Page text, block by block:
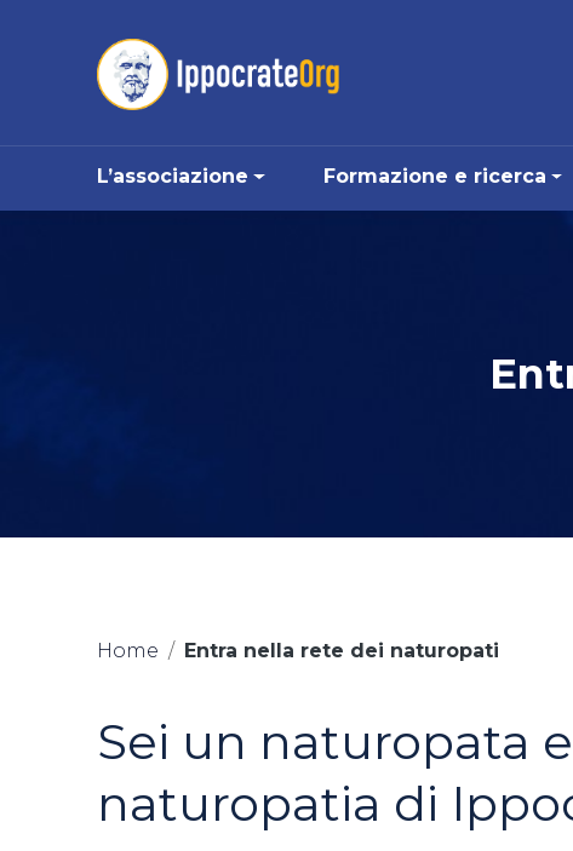
Vai al menu di navigazione
Vai al footer
L’associazione Formazione e ricerca
Home / Entra nella rete dei naturopati
Sei un naturopata
naturopatia di